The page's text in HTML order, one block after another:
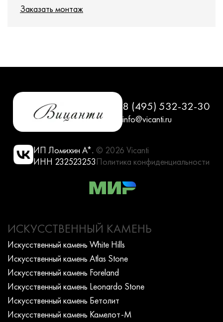
Заказать монтаж
8 (495) 532-32-30
info@vicanti.ru
ИП Ломихин А*.
ИНН 232523253
© 2026 Vicanti
Политика конфиденциальности
ИСКУССТВЕННЫЙ КАМЕНЬ
Искусcтвенный камень White Hills
Искусcтвенный камень Atlas Stone
Искусcтвенный камень Foreland
Искусcтвенный камень Leonardo Stone
Искусcтвенный камень Бетолит
Искусcтвенный камень Камелот-М